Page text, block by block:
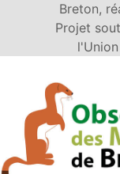
Breton,
Projet